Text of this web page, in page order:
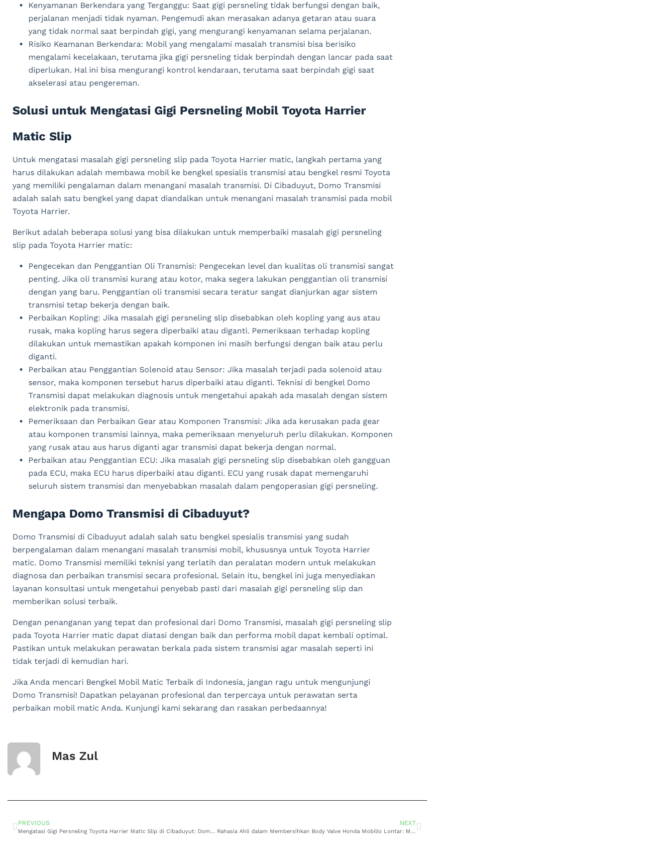
Kenyamanan Berkendara yang Terganggu: Saat gigi persneling tidak berfungsi dengan baik,
perjalanan menjadi tidak nyaman. Pengemudi akan merasakan adanya getaran atau suara
yang tidak normal saat berpindah gigi, yang mengurangi kenyamanan selama perjalanan.
Risiko Keamanan Berkendara: Mobil yang mengalami masalah transmisi bisa berisiko
mengalami kecelakaan, terutama jika gigi persneling tidak berpindah dengan lancar pada saat
diperlukan. Hal ini bisa mengurangi kontrol kendaraan, terutama saat berpindah gigi saat
akselerasi atau pengereman.
Solusi untuk Mengatasi Gigi Persneling Mobil Toyota Harrier
Matic Slip
Untuk mengatasi masalah gigi persneling slip pada Toyota Harrier matic, langkah pertama yang
harus dilakukan adalah membawa mobil ke bengkel spesialis transmisi atau bengkel resmi Toyota
yang memiliki pengalaman dalam menangani masalah transmisi. Di Cibaduyut, Domo Transmisi
adalah salah satu bengkel yang dapat diandalkan untuk menangani masalah transmisi pada mobil
Toyota Harrier.
Berikut adalah beberapa solusi yang bisa dilakukan untuk memperbaiki masalah gigi persneling
slip pada Toyota Harrier matic:
Pengecekan dan Penggantian Oli Transmisi: Pengecekan level dan kualitas oli transmisi sangat
penting. Jika oli transmisi kurang atau kotor, maka segera lakukan penggantian oli transmisi
dengan yang baru. Penggantian oli transmisi secara teratur sangat dianjurkan agar sistem
transmisi tetap bekerja dengan baik.
Perbaikan Kopling: Jika masalah gigi persneling slip disebabkan oleh kopling yang aus atau
rusak, maka kopling harus segera diperbaiki atau diganti. Pemeriksaan terhadap kopling
dilakukan untuk memastikan apakah komponen ini masih berfungsi dengan baik atau perlu
diganti.
Perbaikan atau Penggantian Solenoid atau Sensor: Jika masalah terjadi pada solenoid atau
sensor, maka komponen tersebut harus diperbaiki atau diganti. Teknisi di bengkel Domo
Transmisi dapat melakukan diagnosis untuk mengetahui apakah ada masalah dengan sistem
elektronik pada transmisi.
Pemeriksaan dan Perbaikan Gear atau Komponen Transmisi: Jika ada kerusakan pada gear
atau komponen transmisi lainnya, maka pemeriksaan menyeluruh perlu dilakukan. Komponen
yang rusak atau aus harus diganti agar transmisi dapat bekerja dengan normal.
Perbaikan atau Penggantian ECU: Jika masalah gigi persneling slip disebabkan oleh gangguan
pada ECU, maka ECU harus diperbaiki atau diganti. ECU yang rusak dapat memengaruhi
seluruh sistem transmisi dan menyebabkan masalah dalam pengoperasian gigi persneling.
Mengapa Domo Transmisi di Cibaduyut?
Domo Transmisi di Cibaduyut adalah salah satu bengkel spesialis transmisi yang sudah
berpengalaman dalam menangani masalah transmisi mobil, khususnya untuk Toyota Harrier
matic. Domo Transmisi memiliki teknisi yang terlatih dan peralatan modern untuk melakukan
diagnosa dan perbaikan transmisi secara profesional. Selain itu, bengkel ini juga menyediakan
layanan konsultasi untuk mengetahui penyebab pasti dari masalah gigi persneling slip dan
memberikan solusi terbaik.
Dengan penanganan yang tepat dan profesional dari Domo Transmisi, masalah gigi persneling slip
pada Toyota Harrier matic dapat diatasi dengan baik dan performa mobil dapat kembali optimal.
Pastikan untuk melakukan perawatan berkala pada sistem transmisi agar masalah seperti ini
tidak terjadi di kemudian hari.
Jika Anda mencari Bengkel Mobil Matic Terbaik di Indonesia, jangan ragu untuk mengunjungi
Domo Transmisi! Dapatkan pelayanan profesional dan terpercaya untuk perawatan serta
perbaikan mobil matic Anda. Kunjungi kami sekarang dan rasakan perbedaannya!
Mas Zul
PREVIOUS
Mengatasi Gigi Persneling Toyota Harrier Matic Slip di Cibaduyut: Domo Transmisi Solusi Terbaik untuk Perbaikan Profesional!
NEXT
Rahasia Ahli dalam Membersihkan Body Valve Honda Mobilio Lontar: Mengoptimalkan Performa Domo Transmisi